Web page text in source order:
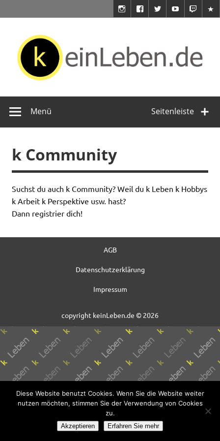
springen
Seitenleiste
Menü
k Community
Suchst du auch k Community? Weil du k Leben k Hobbys
k Arbeit k Perspektive usw. hast?
Dann registrier dich!
AGB
Datenschutzerklärung
Impressum
copyright keinLeben.de © 2026
Diese Website benutzt Cookies. Wenn Sie die Website weiter
nutzen möchten, stimmen Sie der Verwendung von Cookies
zu.
Akzeptieren Erfahren Sie mehr